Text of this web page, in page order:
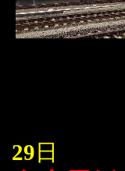
29 日